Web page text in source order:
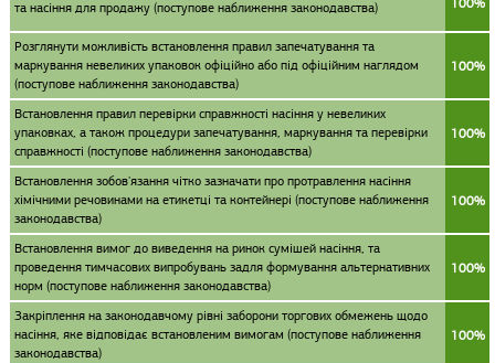
та насіння для продажу (поступове наближення законодавства)
Розглянути можливість встановлення правил запечатування та
маркування невеликих упаковок офіційно або під офіційним наглядом
(поступове наближення законодавства)
100%
Встановлення правил перевірки справжності насіння у невеликих
упаковках, а також процедури запечатування, маркування та перевірки
справжності (поступове наближення законодавства)
100%
Встановлення зобов'язання чітко зазначати про протравлення насіння
хімічними речовинами на етикетці та контейнері (поступове наближення
законодавства)
100%
Встановлення вимог до виведення на ринок сумішей насіння, та
проведення тимчасових випробувань задля формування альтернативних
норм (поступове наближення законодавства)
100%
Закріплення на законодавчому рівні заборони торгових обмежень щодо
насіння, яке відповідає встановленим вимогам (поступове наближення
законодавства)
100%